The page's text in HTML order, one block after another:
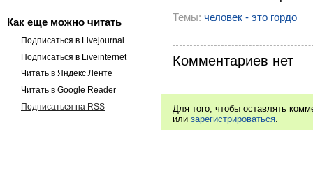
Как еще можно читать
Подписаться в Livejournal
Подписаться в Liveinternet
Читать в Яндекс.Ленте
Читать в Google Reader
Подписаться на RSS
Темы: человек - это гордо
Комментариев нет
Для того, чтобы оставлять
илизарегистрироваться